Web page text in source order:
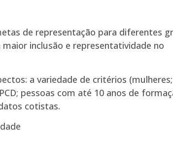
de representação para diferentes
inclusão e representatividade no
a variedade de critérios (mulheres;
pessoas com até 10 anos de
cotistas.